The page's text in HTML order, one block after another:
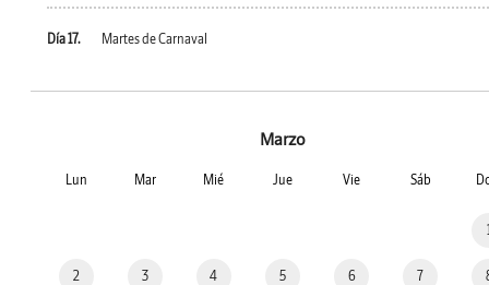
Día 17. Martes de Carnaval
Marzo
Lun Mar Mié Jue Vie Sáb
2 3 4 5 6 7